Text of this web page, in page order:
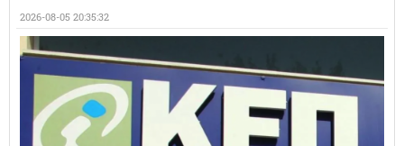
2026-08-05 20:35:32